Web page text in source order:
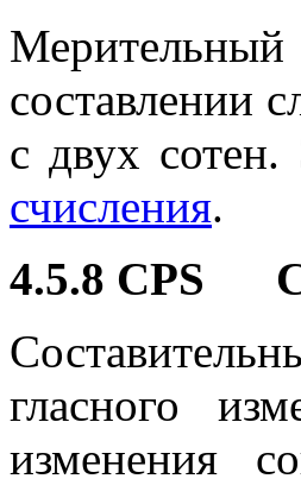
составлении
с двух
счисления.
4.5.8 CPS
гласного
изменения